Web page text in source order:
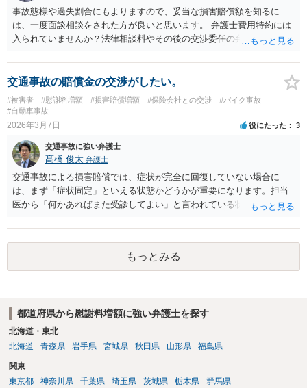
事故態様や過失割合にもよりますので、妥当な損害賠償額を知るに
は、一度面談相談をされた方が良いと思います。 弁護士費用特約には
入られていませんか？法律相談料やその後の交渉委任の弁護士費用を
間や回数に比例して上昇することとなっていますので、事故直後から
の継続した通院が重要です。
交通事故の賠償金の交渉がしたい。
#被害者 #慰謝料増額 #損害賠償増額 #保険会社との交渉
#バイク事故
#自動車事故
2026年3月7日 役にたった 3
交通事故に強い弁護士
髙橋 俊太 弁護士
交通事故による損害賠償では、症状が完全に回復していない場合に
は、まず「症状固定」といえる状態かどうかが重要になります。担当
医から「何かあればまた受診してよい」と言われている状況で、現在
も症状固定と評価されるとは限りません。その場合には、治療継続の
必要性や症状の状況について医師に改めて相談することも検討されま
す。 また、保険会社から示談金の提示があったとしても、直ちに応じ
る必要はありません。治療状況や症状の程度、後遺障害の可能性など
あります。 そのため、現在の症状や通院状況、保険会社から提示され
ている内容を整理したうえで、示談に応じるかどうかを判断すること
になります。必要に応じて、弁護士に資料（診断書、保険会社の提示
れます。
もっとみる
都道府県から慰謝料増額に強い弁護士を探す
北海道・東北
北海道
青森県 岩手県 宮城県 秋田県 山形県 福島県
関東
東京都
神奈川県 千葉県 埼玉県 茨城県 栃木県 群馬県